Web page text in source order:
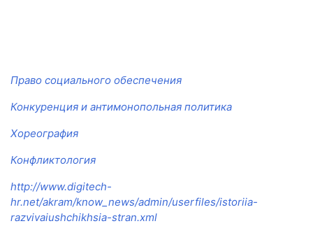
Право социального обеспечения
Конкуренция и антимонопольная политика
Хореография
Конфликтология
http://www.digitech-
hr.net/akram/know_news/admin/userfiles/istoriia-
razvivaiushchikhsia-stran.xml